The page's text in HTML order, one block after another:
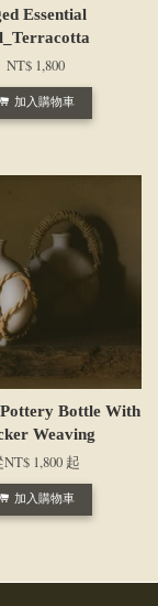
Essential
NT$ 1,800
加入購物車
Bottle With
Weaving
NT$ 1,800 起
加入購物車